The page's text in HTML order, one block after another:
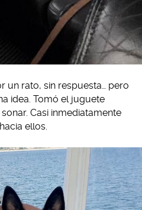
un rato, sin respuesta… pero
idea. Tomó el juguete
Casi inmediatamente
ellos.